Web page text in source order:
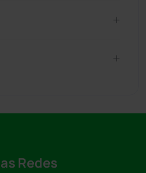
Redes